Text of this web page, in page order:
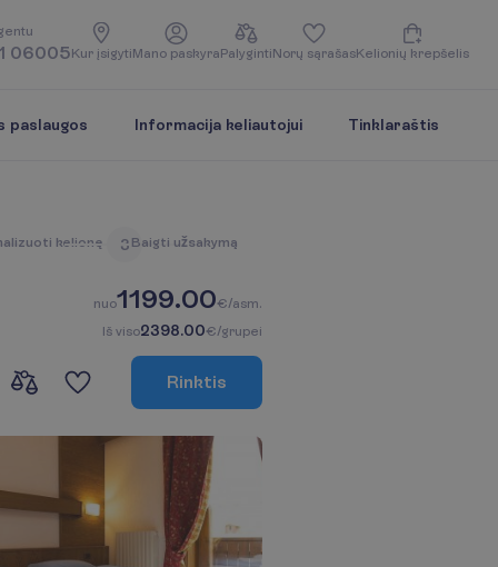
entu
06005Kur įsigytiMano paskyraPalygintiNorų sąrašasKelionių krepšelis
paslaugos Informacija keliautojui Tinklaraštis
alizuoti kelionę 3 Baigti užsakymą
nuo1199.00€/asm.
Iš viso2398.00€/grupei
Rinktis